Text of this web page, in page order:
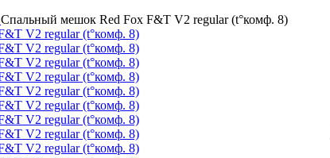
Спальный мешок Red Fox F&T V2 regular (t°комф. 8)